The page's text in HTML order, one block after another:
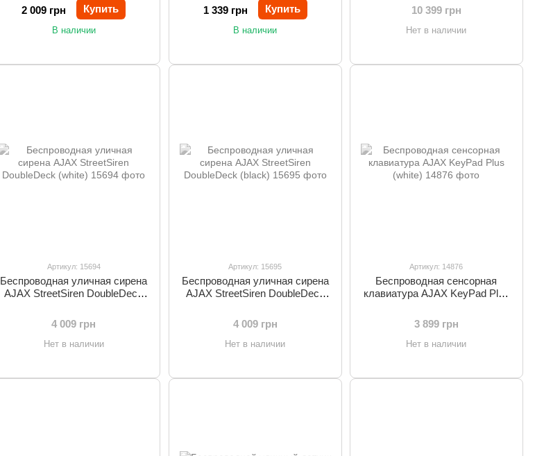
2 009 грн
Купить
В наличии
1 339 грн
Купить
В наличии
10 399 грн
Нет в наличии
Артикул: 15694
Беспроводная уличная сирена
AJAX StreetSiren DoubleDeck
4 009 грн
Нет в наличии
Артикул: 15695
Беспроводная уличная сирена
AJAX StreetSiren DoubleDeck
4 009 грн
Нет в наличии
Артикул: 14876
Беспроводная сенсорная
клавиатура AJAX KeyPad Plus
3 899 грн
Нет в наличии